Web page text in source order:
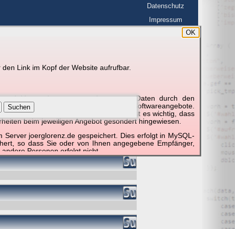
OK
Link im Kopf der Website aufrufbar.
Verwendung personenbezogener Daten durch den
die Nutzung besonderer einzelner Softwareangebote.
Funktionieren erforderlich sind. Hier ist es wichtig, dass
beim jeweiligen Angebot gesondert hingewiesen.
joerglorenz.de gespeichert. Dies erfolgt in MySQL-
so dass Sie oder von Ihnen angegebene Empfänger,
Personen erfolgt nicht.
der gesetzlichen Vorschriften. Da durch neue
werden können, empfehlen wir Ihnen, sich die
Datenschutz
Impressum
Suchen